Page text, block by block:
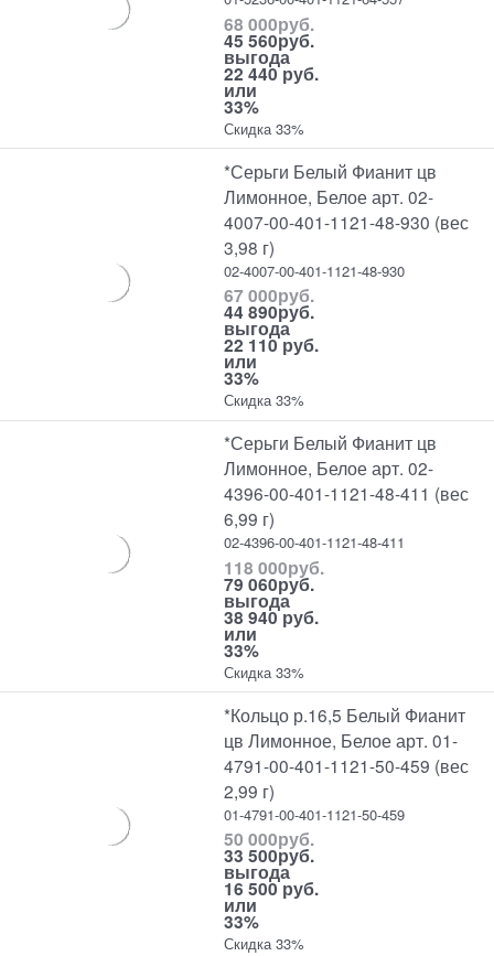
68 000руб.
45 560руб.
выгода
22 440 руб.
или
33%
Скидка 33%
*Серьги Белый Фианит цв
Лимонное, Белое арт. 02-
4007-00-401-1121-48-930 (вес
3,98 г)
02-4007-00-401-1121-48-930
67 000руб.
44 890руб.
выгода
22 110 руб.
или
33%
Скидка 33%
*Серьги Белый Фианит цв
Лимонное, Белое арт. 02-
4396-00-401-1121-48-411 (вес
6,99 г)
02-4396-00-401-1121-48-411
118 000руб.
79 060руб.
выгода
38 940 руб.
или
33%
Скидка 33%
*Кольцо р.16,5 Белый Фианит
цв Лимонное, Белое арт. 01-
4791-00-401-1121-50-459 (вес
2,99 г)
01-4791-00-401-1121-50-459
50 000руб.
33 500руб.
выгода
16 500 руб.
или
33%
Скидка 33%